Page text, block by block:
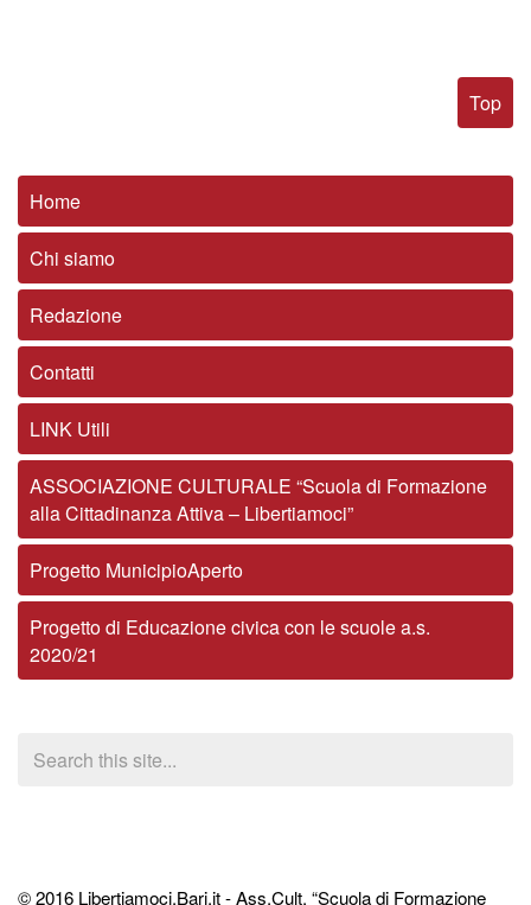
Top
Home
Chi siamo
Redazione
Contatti
LINK Utili
ASSOCIAZIONE CULTURALE “Scuola di Formazione
alla Cittadinanza Attiva – Libertiamoci”
Progetto MunicipioAperto
Progetto di Educazione civica con le scuole a.s.
2020/21
© 2016 Libertiamoci.Bari.it - Ass.Cult. “Scuola di Formazione